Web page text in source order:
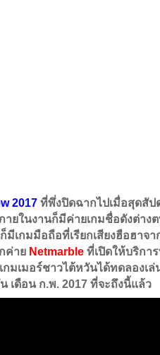
2017 ที่พึ่งปิดฉากไปเมื่อสุดสัป
ยในงานก็มีค่ายเกมชื่อดังต่าง
มีเกมมือถือที่เรียกเสียงฮือฮาจ
ค่าย Netmarble ที่เปิดให้บริกา
กมเมอร์ชาวไต้หวันได้ทดลองเ
เดือน ก.พ. 2017 ที่จะถึงนี้แล้ว